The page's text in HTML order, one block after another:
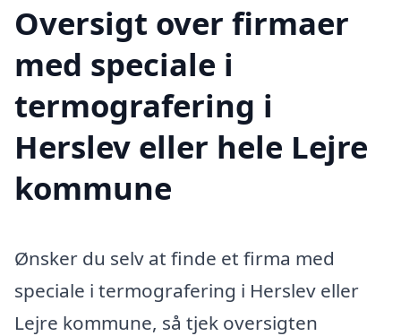
Oversigt over firmaer
med speciale i
termografering i
Herslev eller hele Lejre
kommune
Ønsker du selv at finde et firma med
speciale i termografering i Herslev eller
Lejre kommune, så tjek oversigten